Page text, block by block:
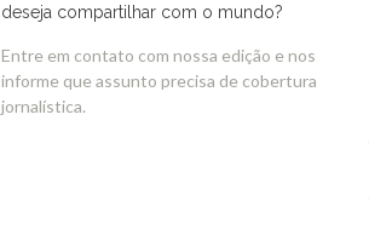
deseja compartilhar com o mundo?
Entre em contato com nossa edição e nos
informe que assunto precisa de cobertura
jornalística.